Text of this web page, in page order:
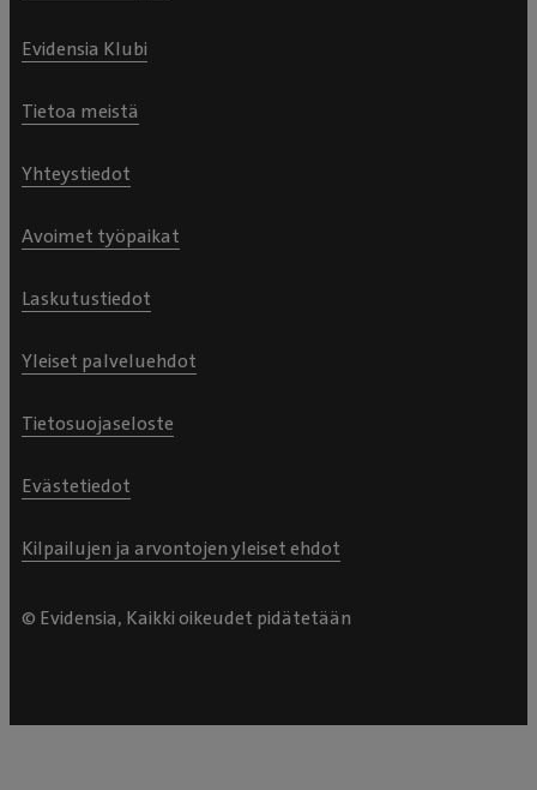
Evidensia Klubi
Tietoa meistä
Yhteystiedot
Avoimet työpaikat
Laskutustiedot
Yleiset palveluehdot
Tietosuojaseloste
Evästetiedot
Kilpailujen ja arvontojen yleiset ehdot
© Evidensia, Kaikki oikeudet pidätetään